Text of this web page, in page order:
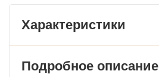
Характеристики
Подробное описание